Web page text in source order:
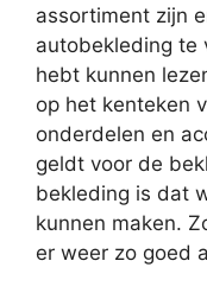
assortiment zijn
autobekleding te
hebt kunnen
op het kenteken
onderdelen en
geldt voor de
bekleding is dat
kunnen maken.
er weer zo goed